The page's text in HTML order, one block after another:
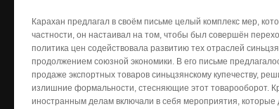
Карахан предлагал в своём письме целый комплекс мер,
частности, он настаивал на том, чтобы был совершён
политика цен содействовала развитию тех отраслей
продолжением союзной экономики. В его письме
продаже экспортных товаров синьцзянскому купечеству,
излишние формальности, стесняющие этот товарооборот.
иностранным делам включали в себя мероприятия,